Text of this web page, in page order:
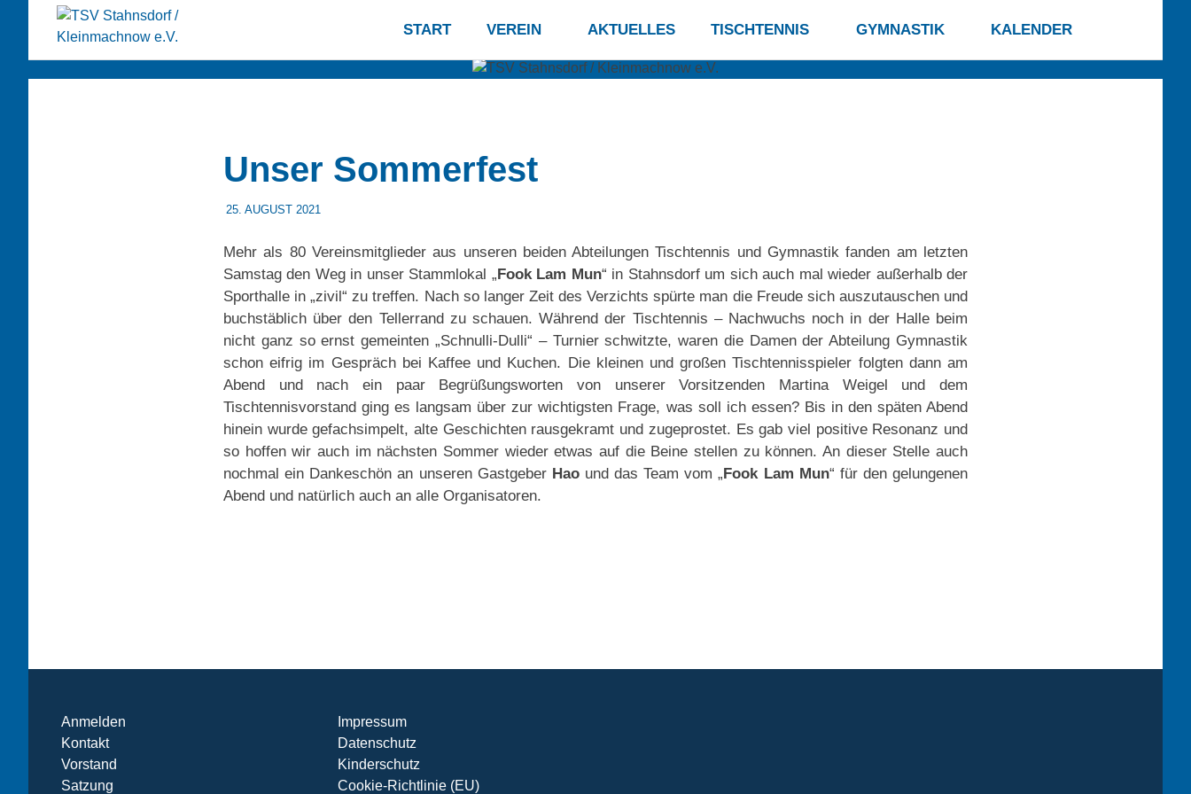
Stahnsdorf
Kleinmachnow
START VEREIN AKTUELLES TISCHTENNIS GYMNASTIK KALENDER
Unser Sommerfest
25. AUGUST 2021TSVADMIN
SONSTIGES
Mehr als 80 Vereinsmitglieder aus unseren beiden Abteilungen Tischtennis und Gymnastik fanden am letzten
Samstag den Weg in unser Stammlokal „Fook Lam Mun“ in Stahnsdorf um sich auch mal wieder außerhalb der
Sporthalle in „zivil“ zu treffen. Nach so langer Zeit des Verzichts spürte man die Freude sich auszutauschen und
buchstäblich über den Tellerrand zu schauen. Während der Tischtennis – Nachwuchs noch in der Halle beim
nicht ganz so ernst gemeinten „Schnulli-Dulli“ – Turnier schwitzte, waren die Damen der Abteilung Gymnastik
schon eifrig im Gespräch bei Kaffee und Kuchen. Die kleinen und großen Tischtennisspieler folgten dann am
Abend und nach ein paar Begrüßungsworten von unserer Vorsitzenden Martina Weigel und dem
Tischtennisvorstand ging es langsam über zur wichtigsten Frage, was soll ich essen? Bis in den späten Abend
hinein wurde gefachsimpelt, alte Geschichten rausgekramt und zugeprostet. Es gab viel positive Resonanz und
so hoffen wir auch im nächsten Sommer wieder etwas auf die Beine stellen zu können. An dieser Stelle auch
nochmal ein Dankeschön an unseren Gastgeber Haound das Team vom „Fook Lam Mun“ für den gelungenen
Abend und natürlich auch an alle Organisatoren.
Anmelden
Kontakt
Vorstand
Satzung
Impressum
Datenschutz
Kinderschutz
Cookie-Richtlinie (EU)